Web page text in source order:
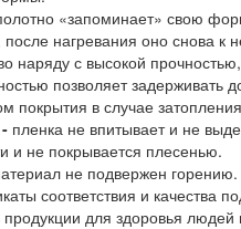
«запоминает» свою
после нагревания оно снова к
наряду с высокой прочностью,
позволяет задерживать
покрытия в случае
пленка не впитывает и не
и не покрывается плесенью.
не подвержен горению.
соответствия и качества
для здоровья